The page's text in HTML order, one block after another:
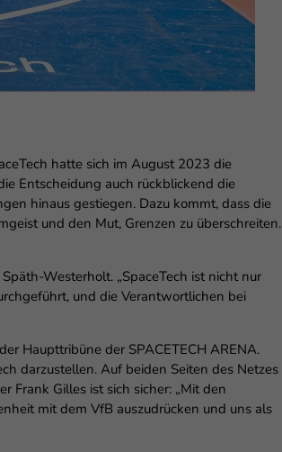
hatte sich im August 2023 die
Entscheidung auch rückblickend die
hinaus gestiegen. Dazu kommt, dass die
und den Mut, Grenzen zu überschreiten.
Westerholt. „SpaceTech ist nicht nur
und die Verantwortlichen bei
Haupttribüne der SPACETECH ARENA.
darzustellen. Auf beiden Seiten des Netzes
Frank Gilles ist sich sicher: „Mit den
mit dem VfB auszudrücken und uns als